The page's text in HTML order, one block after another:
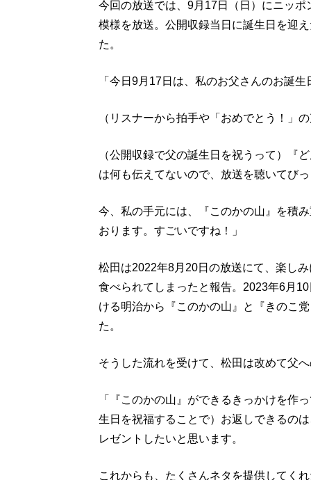
今回の放送では、9月17日（日）にニッ
模様を放送。公開収録当日に誕生日を迎
た。
「今日9月17日は、私のお父さんのお誕生
（リスナーから拍手や「おめでとう！」
（公開収録で父の誕生日を祝うって）『
は何も伝えてないので、放送を聴いてび
今、私の手元には、『このかの山』を積
おります。すごいですね！」
松田は2022年8月20日の放送にて、楽し
食べられてしまったと報告。2023年6月
ける明治から『このかの山』と『きのこ
た。
そうした流れを受けて、松田は改めて父
「『このかの山』ができるきっかけを作
生日を祝福することで）お返しできるの
レゼントしたいと思います。
これからも、たくさんネタを提供してく